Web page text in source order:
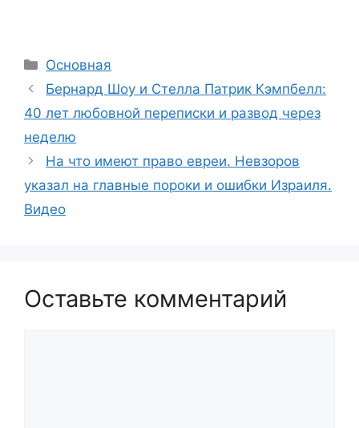
Рубрики
Основная
Бернард Шоу и Стелла Патрик Кэмпбелл:
40 лет любовной переписки и развод через
неделю
На что имеют право евреи. Невзоров
указал на главные пороки и ошибки Израиля.
Видео
Оставьте комментарий